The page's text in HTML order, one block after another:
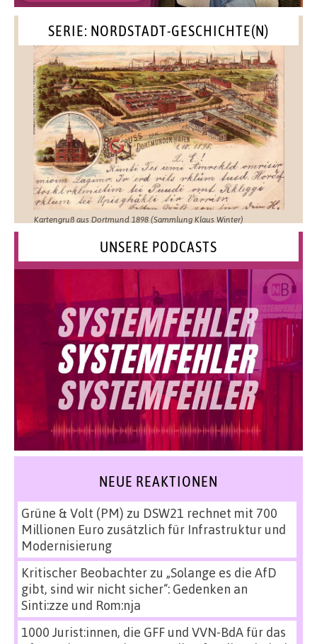
SERIE: NORDSTADT-GESCHICHTE(N)
Kartengruß aus Dortmund 1898 (Sammlung Klaus Winter)
UNSERE PODCASTS
NEUE REAKTIONEN
Grüne & Volt (PM) zu DSW21 rechnet mit 700
Millionen Euro zusätzlich für Infrastruktur und
Modernisierung
Kritischer Beobachterzu „Solange es die AfD
gibt, sind wir nicht sicher“: Gedenken an
Sinti:zze und Rom:nja
1000 Jurist:innen, die GFF und VVN-BdA für das